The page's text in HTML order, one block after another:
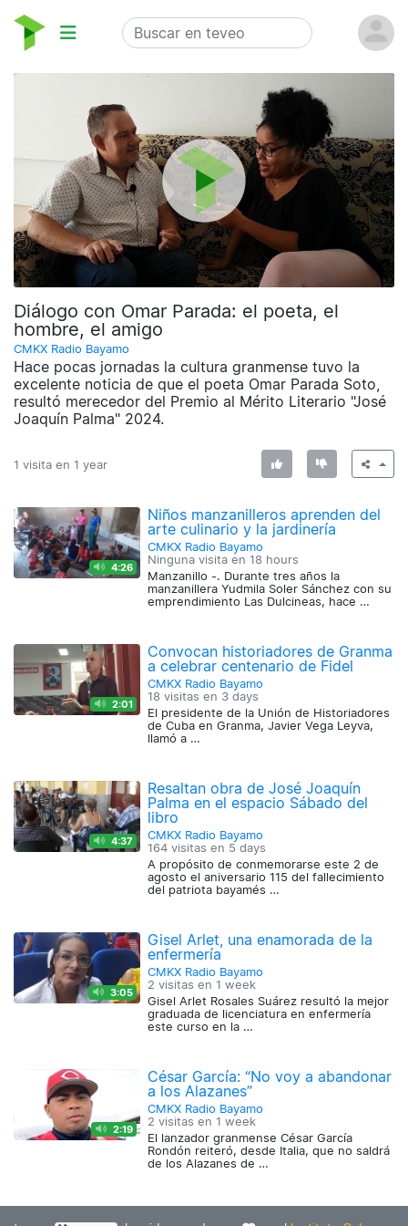
Diálogo con Omar Parada: el poeta, el
hombre, el amigo
CMKX Radio Bayamo
Hace pocas jornadas la cultura granmense tuvo la
excelente noticia de que el poeta Omar Parada Soto,
resultó merecedor del Premio al Mérito Literario "José
Joaquín Palma" 2024.
1 visita en 1 year
4:26
Niños manzanilleros aprenden del
arte culinario y la jardinería
CMKX Radio Bayamo
Ninguna visita en 18 hours
Manzanillo -. Durante tres años la
manzanillera Yudmila Soler Sánchez con su
emprendimiento Las Dulcineas, hace …
2:01
Convocan historiadores de Granma
a celebrar centenario de Fidel
CMKX Radio Bayamo
18 visitas en 3 days
El presidente de la Unión de Historiadores
de Cuba en Granma, Javier Vega Leyva,
llamó a …
4:37
Resaltan obra de José Joaquín
Palma en el espacio Sábado del
libro
CMKX Radio Bayamo
164 visitas en 5 days
A propósito de conmemorarse este 2 de
agosto el aniversario 115 del fallecimiento
del patriota bayamés …
3:05
Gisel Arlet, una enamorada de la
enfermería
CMKX Radio Bayamo
2 visitas en 1 week
Gisel Arlet Rosales Suárez resultó la mejor
graduada de licenciatura en enfermería
este curso en la …
2:19
César García: “No voy a abandonar
a los Alazanes”
CMKX Radio Bayamo
2 visitas en 1 week
El lanzador granmense César García
Rondón reiteró, desde Italia, que no saldrá
de los Alazanes de …